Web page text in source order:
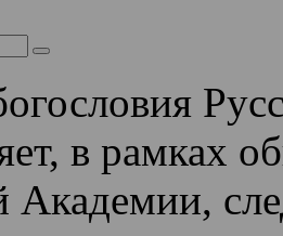
в рамках
Академии,